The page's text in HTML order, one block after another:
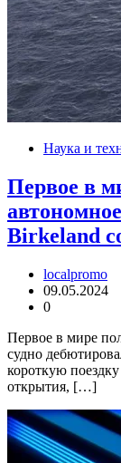
Наука и
Первое в
Birkeland
localpromo
09.05.2024
0
Первое в мире
судно
короткую
открытия, […]